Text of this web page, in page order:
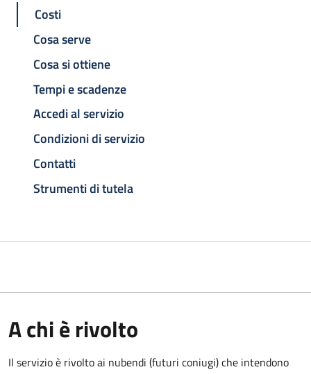
Costi
Cosa serve
Cosa si ottiene
Tempi e scadenze
Accedi al servizio
Condizioni di servizio
Contatti
Strumenti di tutela
A chi è rivolto
Il servizio è rivolto ai nubendi (futuri coniugi) che intendono